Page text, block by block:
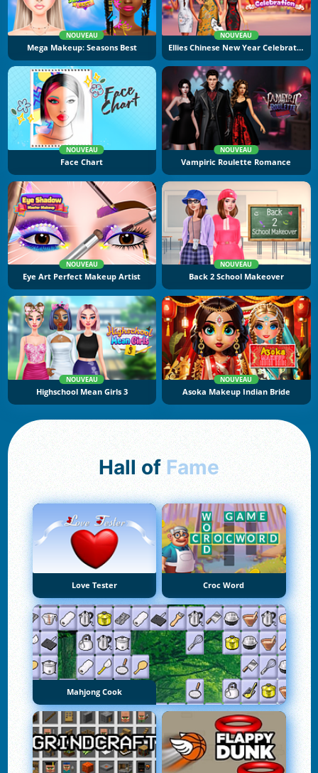
NOUVEAU
Mega Makeup: Seasons Best
NOUVEAU
Ellies Chinese New Year Celebration
NOUVEAU
Face Chart
NOUVEAU
Vampiric Roulette Romance
NOUVEAU
Eye Art Perfect Makeup Artist
NOUVEAU
Back 2 School Makeover
NOUVEAU
Highschool Mean Girls 3
NOUVEAU
Asoka Makeup Indian Bride
Hall of Fame
Love Tester Croc Word
Mahjong Cook